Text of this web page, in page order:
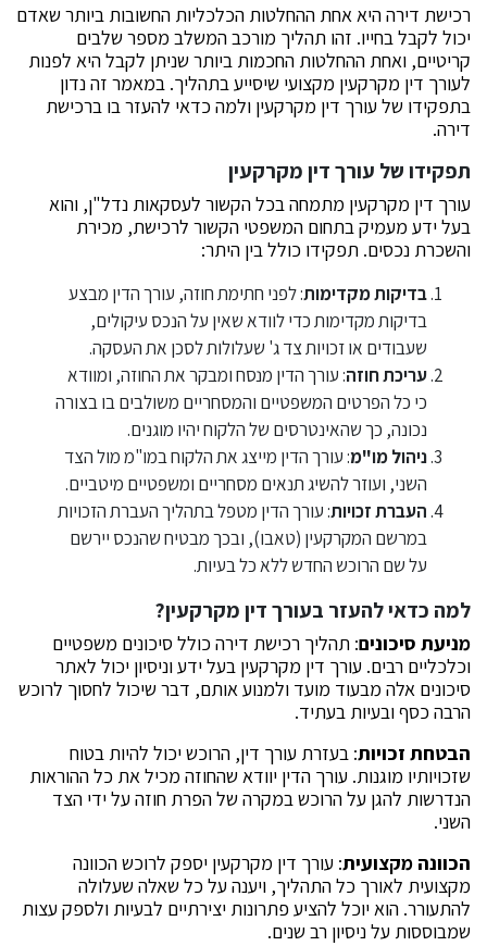
רכישת דירה היא אחת ההחלטות הכלכליות החשובות ביותר שאדם
יכול לקבל בחייו. זהו תהליך מורכב המשלב מספר שלבים
קריטיים, ואחת ההחלטות החכמות ביותר שניתן לקבל היא לפנות
לעורך דין מקרקעין מקצועי שיסייע בתהליך. במאמר זה נדון
בתפקידו של עורך דין מקרקעין ולמה כדאי להעזר בו ברכישת
דירה.
תפקידו של עורך דין מקרקעין
עורך דין מקרקעין מתמחה בכל הקשור לעסקאות נדל"ן, והוא
בעל ידע מעמיק בתחום המשפטי הקשור לרכישת, מכירת
והשכרת נכסים. תפקידו כולל בין היתר:
בדיקות מקדימות: לפני חתימת חוזה, עורך הדין מבצע
בדיקות מקדימות כדי לוודא שאין על הנכס עיקולים,
שעבודים או זכויות צד ג' שעלולות לסכן את העסקה.
עריכת חוזה: עורך הדין מנסח ומבקר את החוזה, ומוודא
כי כל הפרטים המשפטיים והמסחריים משולבים בו בצורה
נכונה, כך שהאינטרסים של הלקוח יהיו מוגנים.
ניהול מו"מ: עורך הדין מייצג את הלקוח במו"מ מול הצד
השני, ועוזר להשיג תנאים מסחריים ומשפטיים מיטביים.
העברת זכויות: עורך הדין מטפל בתהליך העברת הזכויות
במרשם המקרקעין (טאבו), ובכך מבטיח שהנכס יירשם
על שם הרוכש החדש ללא כל בעיות.
למה כדאי להעזר בעורך דין מקרקעין?
מניעת סיכונים: תהליך רכישת דירה כולל סיכונים משפטיים
וכלכליים רבים. עורך דין מקרקעין בעל ידע וניסיון יכול לאתר
סיכונים אלה מבעוד מועד ולמנוע אותם, דבר שיכול לחסוך לרוכש
הרבה כסף ובעיות בעתיד.
הבטחת זכויות: בעזרת עורך דין, הרוכש יכול להיות בטוח
שזכויותיו מוגנות. עורך הדין יוודא שהחוזה מכיל את כל ההוראות
הנדרשות להגן על הרוכש במקרה של הפרת חוזה על ידי הצד
השני.
הכוונה מקצועית: עורך דין מקרקעין יספק לרוכש הכוונה
מקצועית לאורך כל התהליך, ויענה על כל שאלה שעלולה
להתעורר. הוא יוכל להציע פתרונות יצירתיים לבעיות ולספק עצות
שמבוססות על ניסיון רב שנים.